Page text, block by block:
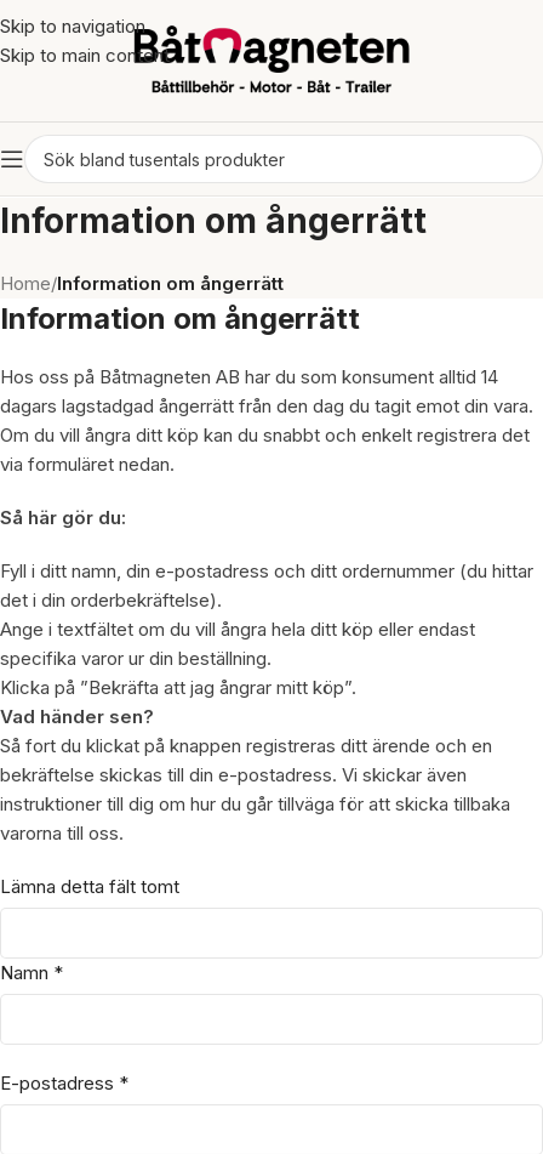
Skip to navigation
Skip to main content
Information om ångerrätt
Home/Information om ångerrätt
Information om ångerrätt
Hos oss på Båtmagneten AB har du som konsument alltid 14
dagars lagstadgad ångerrätt från den dag du tagit emot din vara.
Om du vill ångra ditt köp kan du snabbt och enkelt registrera det
via formuläret nedan.
Så här gör du:
Fyll i ditt namn, din e-postadress och ditt ordernummer (du hittar
det i din orderbekräftelse).
Ange i textfältet om du vill ångra hela ditt köp eller endast
specifika varor ur din beställning.
Klicka på ”Bekräfta att jag ångrar mitt köp”.
Vad händer sen?
Så fort du klickat på knappen registreras ditt ärende och en
bekräftelse skickas till din e-postadress. Vi skickar även
instruktioner till dig om hur du går tillväga för att skicka tillbaka
varorna till oss.
Lämna detta fält tomt
Namn *
E-postadress *